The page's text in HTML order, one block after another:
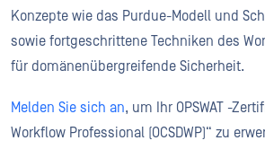
Konzepte wie das Purdue-Modell und
sowie fortgeschrittene Techniken des
für domänenübergreifende Sicherheit.
Melden Sie sich an, um Ihr OPSWAT -
Workflow Professional (OCSDWP)“ zu